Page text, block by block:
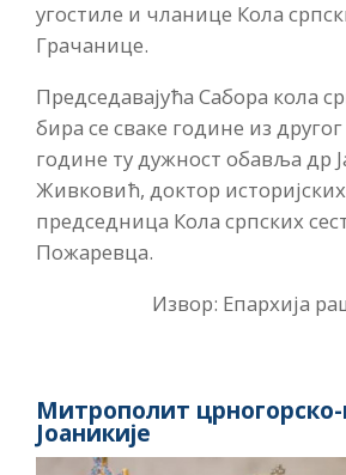
угостиле и чланице Кола
Грачанице.
Председавајућа Сабора кола
бира се сваке године из
године ту дужност обавља др
Живковић, доктор
председница Кола српских
Пожаревца.
Извор: Епархија
Митрополит
Јоаникије